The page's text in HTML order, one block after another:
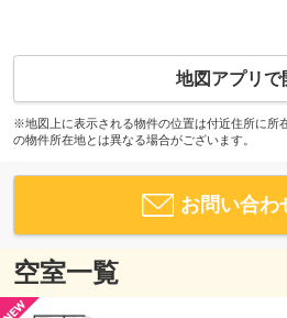
地図アプリで
※地図上に表示される物件の位置は付近住所に所
の物件所在地とは異なる場合がございます。
お問い合わ
空室一覧